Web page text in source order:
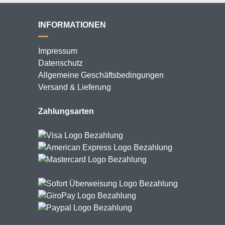
INFORMATIONEN
Impressum
Datenschutz
Allgemeine Geschäftsbedingungen
Versand & Lieferung
Zahlungsarten